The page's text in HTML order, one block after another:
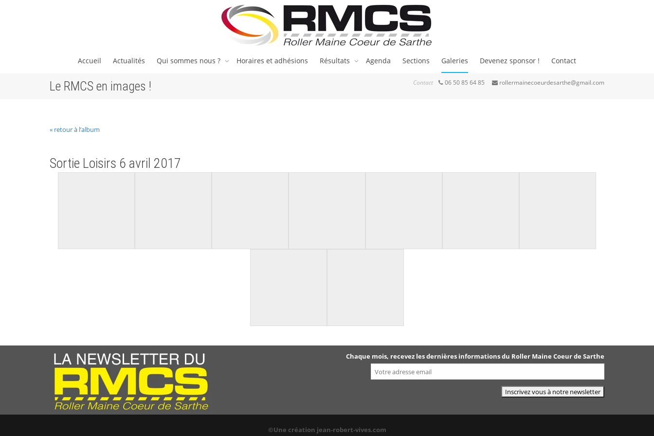
Accueil Actualités Qui sommes nous ? Horaires et adhésions Résultats Agenda Sections Galeries Devenez sponsor ! Contact
Le RMCS en images ! Contact 06 50 85 64 85 rollermainecoeurdesarthe@gmail.com
« retour à l’album
Sortie Loisirs 6 avril 2017
Chaque mois, recevez les dernières informations du Roller Maine Coeur de Sarthe
©Une création jean-robert-vives.com